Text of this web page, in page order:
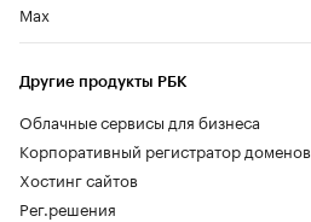
Max
Другие продукты РБК
Облачные сервисы для бизнеса
Корпоративный регистратор доменов
Хостинг сайтов
Рег.решения